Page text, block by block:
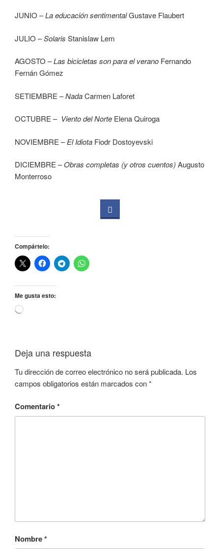
JUNIO –La educación sentimentalGustave Flaubert
JULIO –Solaris Stanislaw Lem
AGOSTO –Las bicicletas son para el verano Fernando
Fernán Gómez
SETIEMBRE –NadaCarmen Laforet
OCTUBRE – Viento del Norte Elena Quiroga
NOVIEMBRE –El Idiota Fiodr Dostoyevski
DICIEMBRE –Obras completas (y otros cuentos) Augusto
Monterroso
Compártelo:
Me gusta esto:
Cargando...
Deja una respuesta
Tu dirección de correo electrónico no será publicada. Los
campos obligatorios están marcados con*
Comentario*
Nombre*